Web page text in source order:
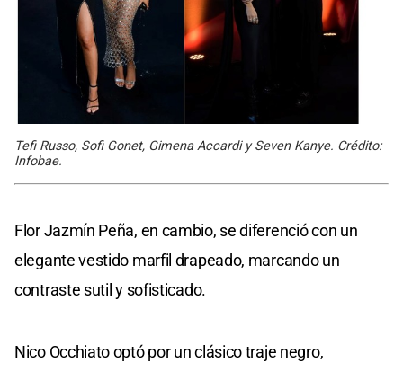
Tefi Russo, Sofi Gonet, Gimena Accardi y Seven Kanye. Crédito:
Infobae.
Flor Jazmín Peña, en cambio, se diferenció con un
elegante vestido marfil drapeado, marcando un
contraste sutil y sofisticado.
Nico Occhiato optó por un clásico traje negro,